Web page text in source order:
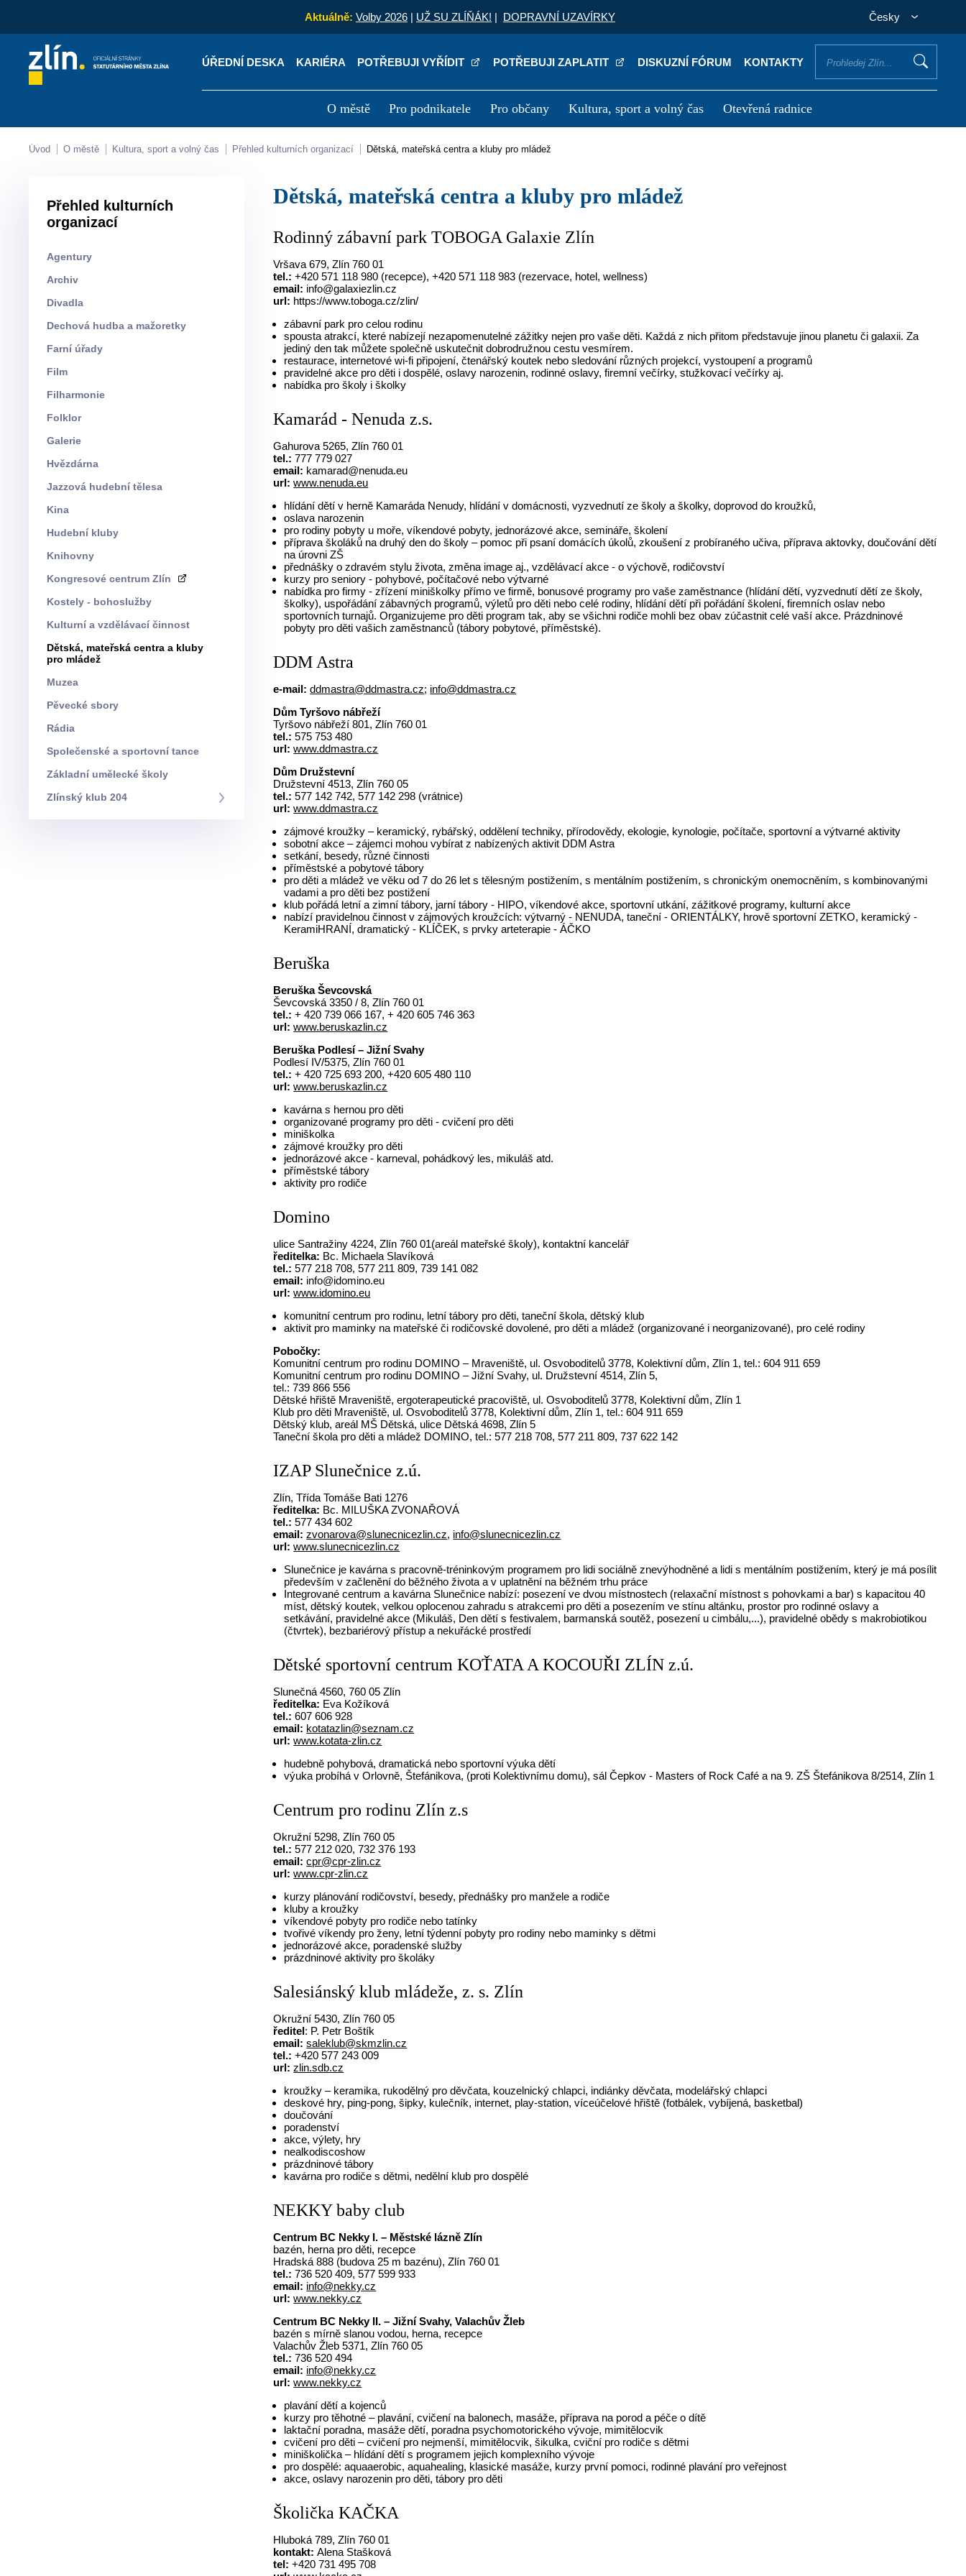
Aktuálně: Volby 2026 | UŽ SU ZLÍŇÁK! | DOPRAVNÍ UZAVÍRKY Česky
ÚŘEDNÍ DESKA KARIÉRA POTŘEBUJI VYŘÍDIT POTŘEBUJI ZAPLATIT DISKUZNÍ FÓRUM KONTAKTY
O městě Pro podnikatele Pro občany Kultura, sport a volný čas Otevřená radnice
Kontakty Úřední deska Kariéra
Úvod O městě Kultura, sport a volný čas Přehled kulturních organizací Dětská, mateřská centra a kluby pro mládež
Přehled kulturních
organizací
Agentury
Archiv
Divadla
Dechová hudba a mažoretky
Farní úřady
Film
Filharmonie
Folklor
Galerie
Hvězdárna
Jazzová hudební tělesa
Kina
Hudební kluby
Knihovny
Kongresové centrum Zlín
Kostely - bohoslužby
Kulturní a vzdělávací činnost
Dětská, mateřská centra a kluby
pro mládež
Muzea
Pěvecké sbory
Rádia
Společenské a sportovní tance
Základní umělecké školy
Zlínský klub 204
Dětská, mateřská centra a kluby pro mládež
Rodinný zábavní park TOBOGA Galaxie Zlín
Vršava 679, Zlín 760 01
tel.: +420 571 118 980 (recepce), +420 571 118 983 (rezervace, hotel, wellness)
email: info@galaxiezlin.cz
url: https://www.toboga.cz/zlin/
zábavní park pro celou rodinu
spousta atrakcí, které nabízejí nezapomenutelné zážitky nejen pro vaše děti. Každá z nich přitom představuje jinou planetu či galaxii. Za
jediný den tak můžete společně uskutečnit dobrodružnou cestu vesmírem.
restaurace, internetové wi-fi připojení, čtenářský koutek nebo sledování různých projekcí, vystoupení a programů
pravidelné akce pro děti i dospělé, oslavy narozenin, rodinné oslavy, firemní večírky, stužkovací večírky aj.
nabídka pro školy i školky
Kamarád - Nenuda z.s.
Gahurova 5265, Zlín 760 01
tel.: 777 779 027
email: kamarad@nenuda.eu
url: www.nenuda.eu
hlídání dětí v herně Kamaráda Nenudy, hlídání v domácnosti, vyzvednutí ze školy a školky, doprovod do kroužků,
oslava narozenin
pro rodiny pobyty u moře, víkendové pobyty, jednorázové akce, semináře, školení
příprava školáků na druhý den do školy – pomoc při psaní domácích úkolů, zkoušení z probíraného učiva, příprava aktovky, doučování dětí
na úrovni ZŠ
přednášky o zdravém stylu života, změna image aj., vzdělávací akce - o výchově, rodičovství
kurzy pro seniory - pohybové, počítačové nebo výtvarné
nabídka pro firmy - zřízení miniškolky přímo ve firmě, bonusové programy pro vaše zaměstnance (hlídání dětí, vyzvednutí dětí ze školy,
školky), uspořádání zábavných programů, výletů pro děti nebo celé rodiny, hlídání dětí při pořádání školení, firemních oslav nebo
sportovních turnajů. Organizujeme pro děti program tak, aby se všichni rodiče mohli bez obav zúčastnit celé vaší akce. Prázdninové
pobyty pro děti vašich zaměstnanců (tábory pobytové, příměstské).
DDM Astra
e-mail: ddmastra@ddmastra.cz; info@ddmastra.cz
Dům Tyršovo nábřeží
Tyršovo nábřeží 801, Zlín 760 01
tel.: 575 753 480
url: www.ddmastra.cz
Dům Družstevní
Družstevní 4513, Zlín 760 05
tel.: 577 142 742, 577 142 298 (vrátnice)
url: www.ddmastra.cz
zájmové kroužky – keramický, rybářský, oddělení techniky, přírodovědy, ekologie, kynologie, počítače, sportovní a výtvarné aktivity
sobotní akce – zájemci mohou vybírat z nabízených aktivit DDM Astra
setkání, besedy, různé činnosti
příměstské a pobytové tábory
pro děti a mládež ve věku od 7 do 26 let s tělesným postižením, s mentálním postižením, s chronickým onemocněním, s kombinovanými
vadami a pro děti bez postižení
klub pořádá letní a zimní tábory, jarní tábory - HIPO, víkendové akce, sportovní utkání, zážitkové programy, kulturní akce
nabízí pravidelnou činnost v zájmových kroužcích: výtvarný - NENUDA, taneční - ORIENTÁLKY, hrově sportovní ZETKO, keramický -
KeramiHRANÍ, dramatický - KLÍČEK, s prvky arteterapie - ÁČKO
Beruška
Beruška Ševcovská
Ševcovská 3350 / 8, Zlín 760 01
tel.: + 420 739 066 167, + 420 605 746 363
url: www.beruskazlin.cz
Beruška Podlesí – Jižní Svahy
Podlesí IV/5375, Zlín 760 01
tel.: + 420 725 693 200, +420 605 480 110
url: www.beruskazlin.cz
kavárna s hernou pro děti
organizované programy pro děti - cvičení pro děti
miniškolka
zájmové kroužky pro děti
jednorázové akce - karneval, pohádkový les, mikuláš atd.
příměstské tábory
aktivity pro rodiče
Domino
ulice Santražiny 4224, Zlín 760 01(areál mateřské školy), kontaktní kancelář
ředitelka: Bc. Michaela Slavíková
tel.: 577 218 708, 577 211 809, 739 141 082
email: info@idomino.eu
url: www.idomino.eu
komunitní centrum pro rodinu, letní tábory pro děti, taneční škola, dětský klub
aktivit pro maminky na mateřské či rodičovské dovolené, pro děti a mládež (organizované i neorganizované), pro celé rodiny
Pobočky:
Komunitní centrum pro rodinu DOMINO – Mraveniště, ul. Osvoboditelů 3778, Kolektivní dům, Zlín 1, tel.: 604 911 659
Komunitní centrum pro rodinu DOMINO – Jižní Svahy, ul. Družstevní 4514, Zlín 5,
tel.: 739 866 556
Dětské hřiště Mraveniště, ergoterapeutické pracoviště, ul. Osvoboditelů 3778, Kolektivní dům, Zlín 1
Klub pro děti Mraveniště, ul. Osvoboditelů 3778, Kolektivní dům, Zlín 1, tel.: 604 911 659
Dětský klub, areál MŠ Dětská, ulice Dětská 4698, Zlín 5
Taneční škola pro děti a mládež DOMINO, tel.: 577 218 708, 577 211 809, 737 622 142
IZAP Slunečnice z.ú.
Zlín, Třída Tomáše Bati 1276
ředitelka: Bc. MILUŠKA ZVONAŘOVÁ
tel.: 577 434 602
email: zvonarova@slunecnicezlin.cz, info@slunecnicezlin.cz
url: www.slunecnicezlin.cz
Slunečnice je kavárna s pracovně-tréninkovým programem pro lidi sociálně znevýhodněné a lidi s mentálním postižením, který je má posílit
především v začlenění do běžného života a v uplatnění na běžném trhu práce
Integrované centrum a kavárna Slunečnice nabízí: posezení ve dvou místnostech (relaxační místnost s pohovkami a bar) s kapacitou 40
míst, dětský koutek, velkou oplocenou zahradu s atrakcemi pro děti a posezením ve stínu altánku, prostor pro rodinné oslavy a
setkávání, pravidelné akce (Mikuláš, Den dětí s festivalem, barmanská soutěž, posezení u cimbálu,...), pravidelné obědy s makrobiotikou
(čtvrtek), bezbariérový přístup a nekuřácké prostředí
Dětské sportovní centrum KOŤATA A KOCOUŘI ZLÍN z.ú.
Slunečná 4560, 760 05 Zlín
ředitelka: Eva Kožíková
tel.: 607 606 928
email: kotatazlin@seznam.cz
url: www.kotata-zlin.cz
hudebně pohybová, dramatická nebo sportovní výuka dětí
výuka probíhá v Orlovně, Štefánikova, (proti Kolektivnímu domu), sál Čepkov - Masters of Rock Café a na 9. ZŠ Štefánikova 8/2514, Zlín 1
Centrum pro rodinu Zlín z.s
Okružní 5298, Zlín 760 05
tel.: 577 212 020, 732 376 193
email: cpr@cpr-zlin.cz
url: www.cpr-zlin.cz
kurzy plánování rodičovství, besedy, přednášky pro manžele a rodiče
kluby a kroužky
víkendové pobyty pro rodiče nebo tatínky
tvořivé víkendy pro ženy, letní týdenní pobyty pro rodiny nebo maminky s dětmi
jednorázové akce, poradenské služby
prázdninové aktivity pro školáky
Salesiánský klub mládeže, z. s. Zlín
Okružní 5430, Zlín 760 05
ředitel: P. Petr Boštík
email: saleklub@skmzlin.cz
tel.: +420 577 243 009
url: zlin.sdb.cz
kroužky – keramika, rukodělný pro děvčata, kouzelnický chlapci, indiánky děvčata, modelářský chlapci
deskové hry, ping-pong, šipky, kulečník, internet, play-station, víceúčelové hřiště (fotbálek, vybíjená, basketbal)
doučování
poradenství
akce, výlety, hry
nealkodiscoshow
prázdninové tábory
kavárna pro rodiče s dětmi, nedělní klub pro dospělé
NEKKY baby club
Centrum BC Nekky I. – Městské lázně Zlín
bazén, herna pro děti, recepce
Hradská 888 (budova 25 m bazénu), Zlín 760 01
tel.: 736 520 409, 577 599 933
email: info@nekky.cz
url: www.nekky.cz
Centrum BC Nekky II. – Jižní Svahy, Valachův Žleb
bazén s mírně slanou vodou, herna, recepce
Valachův Žleb 5371, Zlín 760 05
tel.: 736 520 494
email: info@nekky.cz
url: www.nekky.cz
plavání dětí a kojenců
kurzy pro těhotné – plavání, cvičení na balonech, masáže, příprava na porod a péče o dítě
laktační poradna, masáže dětí, poradna psychomotorického vývoje, mimitělocvik
cvičení pro děti – cvičení pro nejmenší, mimitělocvik, šikulka, cviční pro rodiče s dětmi
miniškolička – hlídání dětí s programem jejich komplexního vývoje
pro dospělé: aquaaerobic, aquahealing, klasické masáže, kurzy první pomoci, rodinné plavání pro veřejnost
akce, oslavy narozenin pro děti, tábory pro děti
Školička KAČKA
Hluboká 789, Zlín 760 01
kontakt: Alena Stašková
tel: +420 731 495 708